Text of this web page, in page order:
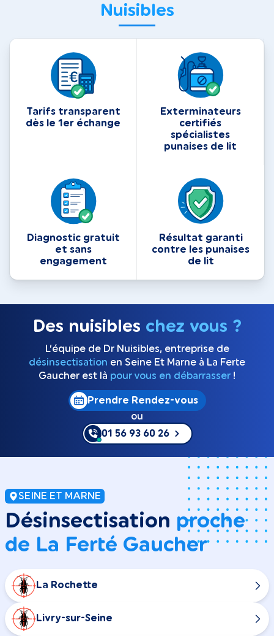
Nuisibles
Tarifs transparent
dès le 1er échange
Exterminateurs
certifiés
spécialistes
punaises de lit
Diagnostic gratuit
et sans
engagement
Résultat garanti
contre les punaises
de lit
Des nuisibles chez vous ?
L’équipe de Dr Nuisibles, entreprise de
désinsectisation en Seine Et Marne à La Ferte
Gaucher est là pour vous en débarrasser !
Prendre Rendez-vous
ou
01 56 93 60 26
SEINE ET MARNE
Désinsectisation proche
de La Ferté Gaucher
La Rochette
Livry-sur-Seine